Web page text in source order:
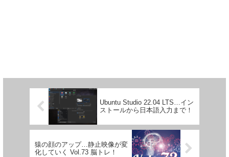
Ubuntu Studio 22.04 LTS…イン
ストールから日本語入力まで！
猿の顔のアップ…静止映像が変
化していく Vol.73 脳トレ！